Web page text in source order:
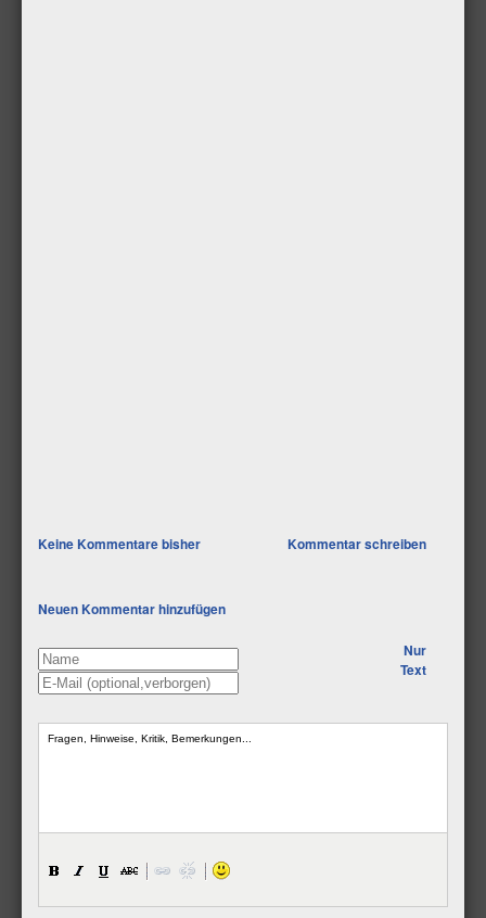
Keine Kommentare bisher Kommentar schreiben
Neuen Kommentar hinzufügen
Nur
Text